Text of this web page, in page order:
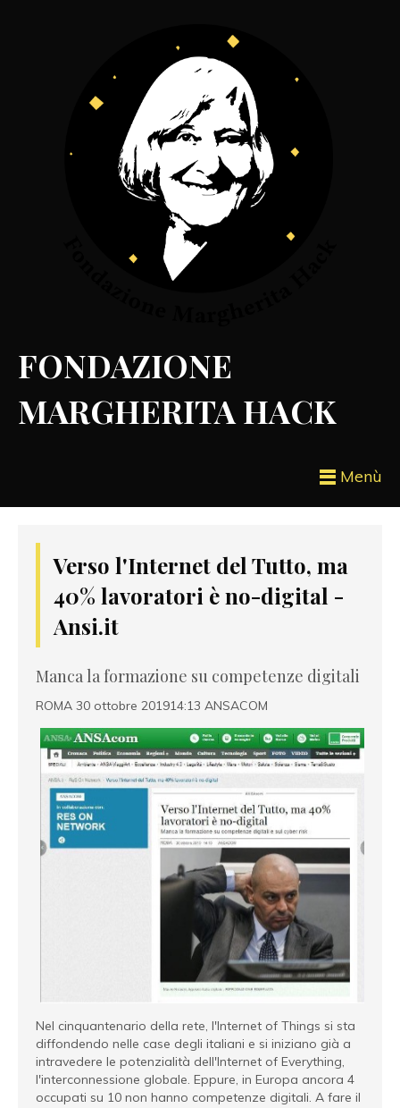
FONDAZIONE
MARGHERITA HACK
Menù
Verso l'Internet del Tutto, ma
40% lavoratori è no-digital -
Ansi.it
Manca la formazione su competenze digitali e
ROMA 30 ottobre 201914:13 ANSACOM
Nel cinquantenario della rete, l'Internet of Things si sta
diffondendo nelle case degli italiani e si iniziano già a
intravedere le potenzialità dell'Internet of Everything,
l'interconnessione globale. Eppure, in Europa ancora 4
occupati su 10 non hanno competenze digitali. A fare il